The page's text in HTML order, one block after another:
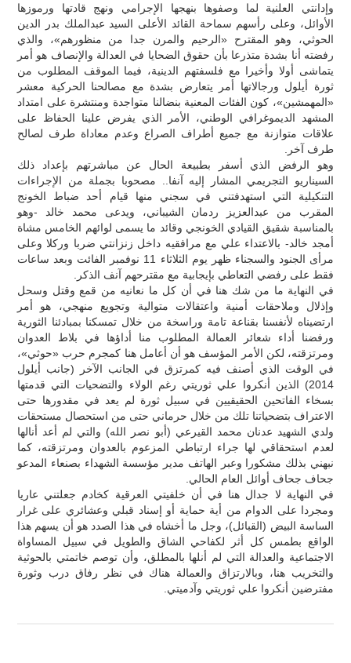
وإدانتي العلنية لما وصفوها بنهجها الإجرامي ونهج قادتها ورموزها
الأوائل، وعلى رأسهم سماحة القائد الأعلى السيد عبدالملك بدر الدين
الحوثي، وهو المقترح «الرحيم والمرن جدا من منظورهم»، والذي
رفضته أنا بشدة متذرعا بأن حقوق الضحايا في العدالة والإنصاف هو أمر
يتماشى أولا وأخيرا مع فلسفتهم الدينية، فيما الموقف المطلوب من
ثورة أيلول ورجالاتها أمر يتعارض بشدة مع مصالحنا الحركية معشر
«المهمشين»، كون الفئات المعنية بنضالنا متواجدة ومنتشرة على امتداد
المشهد الديموغرافي الوطني، الأمر الذي يفرض علينا الحفاظ على
علاقات متوازنة مع جميع أطراف الصراع وعدم معاداة طرف لصالح
طرف آخر.
وهو الرفض الذي أسفر بطبيعة الحال عن مباشرتهم بإعداد ذلك
السيناريو التجريمي المشار إليه آنفا.. مصحوبا بجملة من الإجراءات
التنكيلية التي استهدفتني في سجني منها قيام أحد ضباط الخونج
المقرب من عبدالعزيز ردمان الشيباني، ويدعى محمد خالد -وهو
بالمناسبة شقيق القيادي الخونجي وقائد ما يسمى لوائهم الخامس مشاة
أمجد خالد- بالاعتداء علي مع مرافقيه داخل زنزانتي ضربا وركلا وعلى
مرأى الجنود والسجناء ظهر يوم الثلاثاء 11 نوفمبر الفائت وبعد ساعات
فقط على رفضي التعاطي بإيجابية مع مقترحهم آنف الذكر.
في النهاية ما من شك هنا في أن كل ما نعانيه من قمع وقتل وسحل
وإذلال وملاحقات أمنية واعتقالات متوالية وتجويع منهجي، هو أمر
ارتضيناه لأنفسنا بقناعة تامة وراسخة من خلال تمسكنا بمبادئنا الثورية
ورفضنا أداء شعائر العمالة المطلوب منا أداؤها في بلاط العدوان
ومرتزقته، لكن الأمر المؤسف هو أن أعامل هنا كمجرم حرب «حوثي»،
في الوقت الذي أصنف فيه كمرتزق في الجانب الآخر (جانب أيلول
2014) الذين أنكروا علي ثوريتي رغم الولاء والتضحيات التي قدمتها
بسخاء الفاتحين الحقيقيين في سبيل ثورة لم يعد في مقدورها حتى
الاعتراف بتضحياتنا تلك من خلال حرماني حتى من استحصال مستحقات
ولدي الشهيد عدنان محمد القيرعي (أبو نصر الله) والتي لم أعد أنالها
لعدم استحقاقي لها جراء ارتباطي المزعوم بالعدوان ومرتزقته، كما
نبهني بذلك مشكورا وعبر الهاتف مدير مؤسسة الشهداء بصنعاء المدعو
جحاف جحاف أوائل العام الحالي.
في النهاية لا جدال هنا في أن خلفيتي العرقية كخادم جعلتني عاريا
ومجردا على الدوام من أية حماية أو إسناد قبلي وعشائري على غرار
الساسة البيض (القبائل)، وجل ما أخشاه في هذا الصدد هو أن يسهم هذا
الواقع بطمس كل أثر لكفاحي الشاق والطويل في سبيل المساواة
الاجتماعية والعدالة التي لم أنلها بالمطلق، وأن توصم خاتمتي بالحوثية
والتخريب هنا، وبالارتزاق والعمالة هناك في نظر رفاق درب وثورة
مفترضين أنكروا علي ثوريتي وآدميتي.